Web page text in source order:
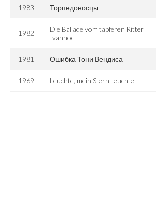
1983 Торпедоносцы
1982
Die Ballade vom tapferen Ritter
Ivanhoe
1981 Ошибка Тони Вендиса
1969 Leuchte, mein Stern, leuchte